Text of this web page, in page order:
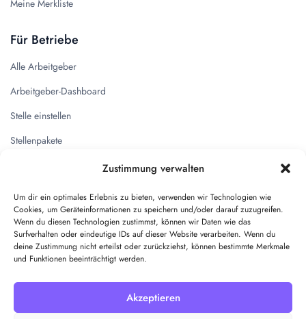
Zustimmung verwalten
Um dir ein optimales Erlebnis zu bieten, verwenden wir Technologien wie
Cookies, um Geräteinformationen zu speichern und/oder darauf zuzugreifen.
Wenn du diesen Technologien zustimmst, können wir Daten wie das
Surfverhalten oder eindeutige IDs auf dieser Website verarbeiten. Wenn du
deine Zustimmung nicht erteilst oder zurückziehst, können bestimmte Merkmale
und Funktionen beeinträchtigt werden.
Akzeptieren
Meine Merkliste
Für Betriebe
Alle Arbeitgeber
Arbeitgeber-Dashboard
Stelle einstellen
Stellenpakete
Kontakt
Impressum
Datenschutz